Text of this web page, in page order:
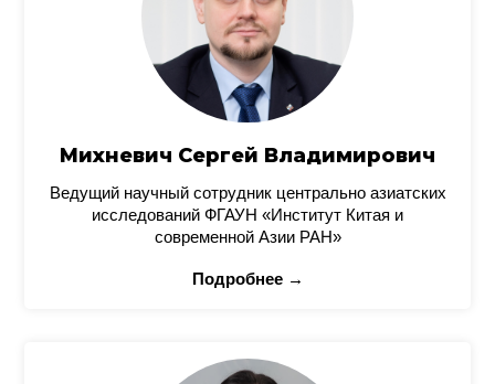
Михневич Сергей Владимирович
Ведущий научный сотрудник центрально азиатских
исследований ФГАУН «Институт Китая и
современной Азии РАН»
Подробнее →